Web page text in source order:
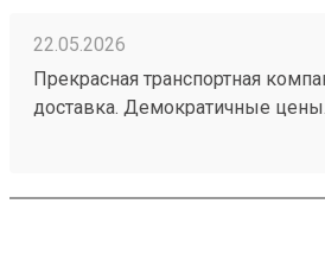
22.05.2026
Прекрасная транспортная
доставка. Демократичные
другую ТК. Заказ 260453219